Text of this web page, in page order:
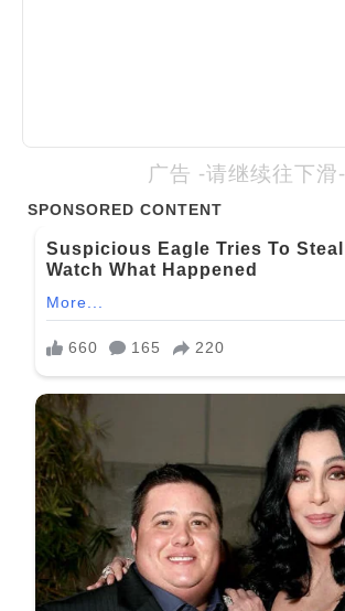
广告 -请继续往下滑-